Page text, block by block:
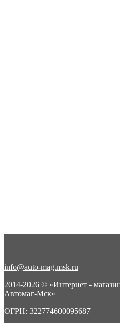
info@auto-mag.msk.ru
2014-2026 © «Интернет -
Автомаг-Мск»
ОГРН: 322774600095687